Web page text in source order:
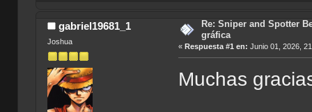
gabriel19681_1
Joshua
Re: Sniper and Spotter
gráfica
«Respuesta #1 en: Junio 01, 2026,
Muchas